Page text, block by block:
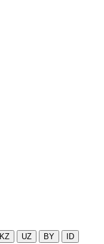
KZ UZ BY ID